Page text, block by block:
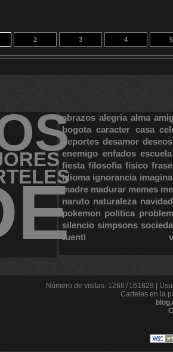
2 3 4 5
12 13 14
abrazos alegria alma
bogota caracter casa
deportes desamor deseos
enemigo enfados escuela
fiesta filosofia fisico
idioma ignorancia
madre madurar memes
naruto naturaleza navidad
pokemon politica
silencio simpsons
tuenti
Número de visitas: 12687161829 |
Carteles en la